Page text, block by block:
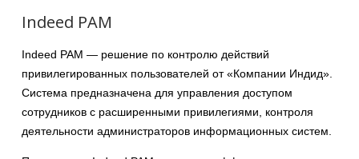
Indeed PAM
Indeed PAM — решение по контролю действий
привилегированных пользователей от «Компании Индид».
Система предназначена для управления доступом
сотрудников с расширенными привилегиями, контроля
деятельности администраторов информационных систем.